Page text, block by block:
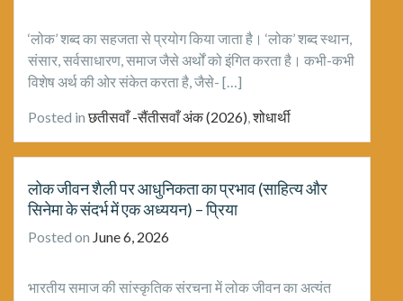
‘लोक’ शब्द का सहजता से प्रयोग किया जाता है। ‘लोक’ शब्द स्थान,
संसार, सर्वसाधारण, समाज जैसे अर्थों को इंगित करता है। कभी-कभी
विशेष अर्थ की ओर संकेत करता है, जैसे- […]
Posted inछतीसवाँ -सैंतीसवाँ अंक (2026) ,शोधार्थी
लोक जीवन शैली पर आधुनिकता का प्रभाव (साहित्य और
सिनेमा के संदर्भ में एक अध्ययन) – प्रिया
Posted on June 6, 2026
भारतीय समाज की सांस्कृतिक संरचना में लोक जीवन का अत्यंत